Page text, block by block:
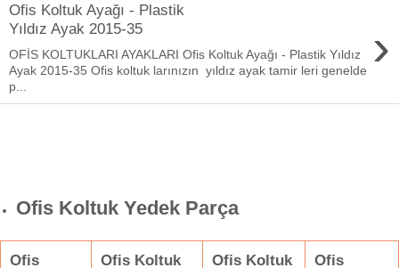
Ofis Koltuk Ayağı - Plastik
Yıldız Ayak 2015-35
›
OFİS KOLTUKLARI AYAKLARI Ofis Koltuk Ayağı - Plastik Yıldız
Ayak 2015-35 Ofis koltuk larınızın yıldız ayak tamir leri genelde
p...
Ofis Koltuk Yedek Parça
Ofis
Ofis Koltuk
Ofis Koltuk
Ofis